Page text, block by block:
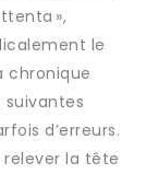
»,
le
chronique
suivantes
d’erreurs.
relever la tête